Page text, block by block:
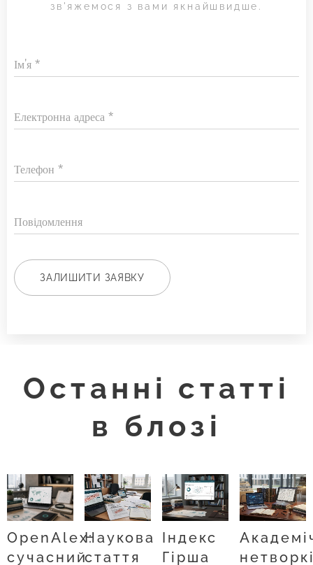
зв'яжемося з вами якнайшвидше.
Ім'я
Електронна адреса
Телефон
Повідомлення
ЗАЛИШИТИ ЗАЯВКУ
Останні статті
в блозі
OpenAlex:
сучасний
Наукова
стаття
Індекс
Гірша